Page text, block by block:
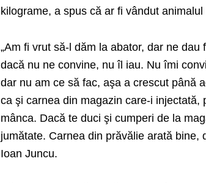
kilograme, a spus că ar fi vândut
„Am fi vrut să-l dăm la abator, dar ne
dacă nu ne convine, nu îl iau. Nu îmi
dar nu am ce să fac, aşa a crescut până
ca şi carnea din magazin care-i
mânca. Dacă te duci şi cumperi de la
jumătate. Carnea din prăvălie arată bine,
Ioan Juncu.